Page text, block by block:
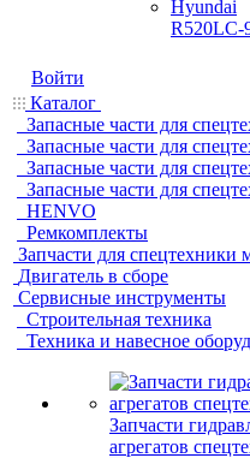
Hyundai
R520LC-
Войти
Каталог
Запасные части для
Запасные части для
Запасные части для
Запасные части для
HENVO
Ремкомплекты
Запчасти для спецтехники
Двигатель в сборе
Сервисные инструменты
Строительная техника
Техника и навесное
Запчасти
агрегатов